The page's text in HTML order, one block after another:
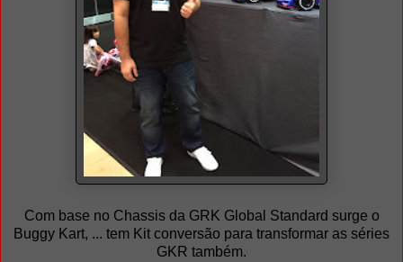
Com base no Chassis da GRK Global Standard surge o
Buggy Kart, ... tem Kit conversão para transformar as séries
GKR também.